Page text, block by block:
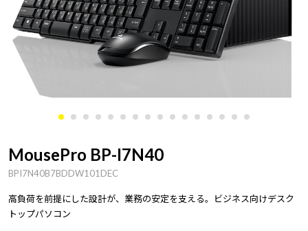
MousePro BP-I7N40
BPI7N40B7BDDW101DEC
高負荷を前提にした設計が、業務の安定を支える。ビジネス向けデスク
トップパソコン